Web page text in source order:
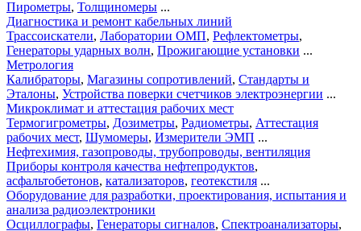
Пирометры, Толщиномеры ...
Диагностика и ремонт кабельных линий
Трассоискатели, Лаборатории ОМП, Рефлектометры,
Генераторы ударных волн, Прожигающие установки ...
Метрология
Калибраторы, Магазины сопротивлений, Стандарты и
Эталоны, Устройства поверки счетчиков электроэнергии ...
Микроклимат и аттестация рабочих мест
Термогигрометры, Дозиметры, Радиометры, Аттестация
рабочих мест, Шумомеры, Измерители ЭМП ...
Нефтехимия, газопроводы, трубопроводы, вентиляция
Приборы контроля качества нефтепродуктов,
асфальтобетонов, катализаторов, геотекстиля ...
Оборудование для разработки, проектирования, испытания и
анализа радиоэлектроники
Осциллографы, Генераторы сигналов, Спектроанализаторы,